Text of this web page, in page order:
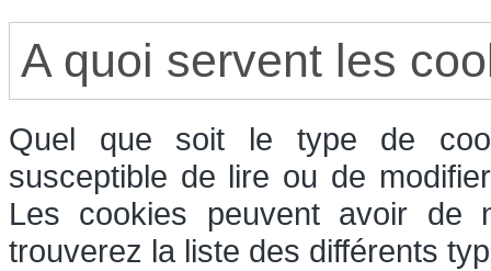
A quoi servent les
Quel que soit le type de
susceptible de lire ou de
Les cookies peuvent avoir de
trouverez la liste des différents